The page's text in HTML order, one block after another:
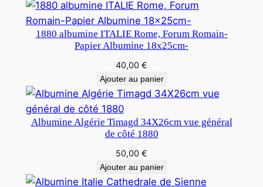
1880 albumine ITALIE Rome, Forum Romain-
Papier Albumine 18x25cm-
40,00 €
Ajouter au panier
Albumine Algérie Timagd 34X26cm vue général
de côté 1880
50,00 €
Ajouter au panier